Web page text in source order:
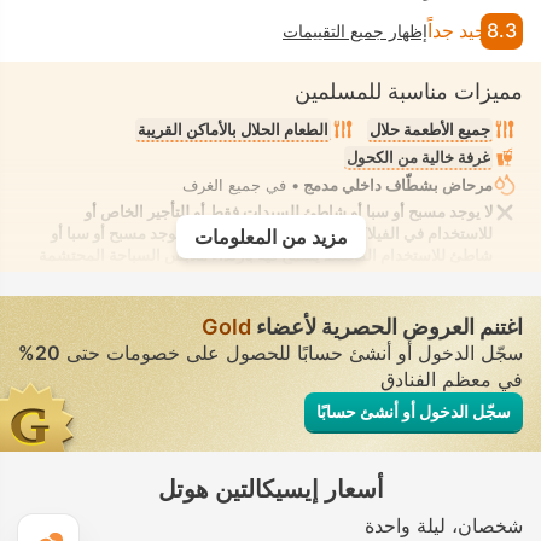
8.3 جيد جداًإظهار جميع التقييمات
مميزات مناسبة للمسلمين
جميع الأطعمة حلال
الطعام الحلال بالأماكن القريبة
غرفة خالية من الكحول
مرحاض بشطّاف داخلي مدمج • في جميع الغرف
لا يوجد مسبح أو سبا أو شاطئ للسيدات فقط أو للتأجير الخاص أو
للاستخدام في الفيلا/الغرفة يوفر الانعزال التام. لا يوجد مسبح أو سبا أو
شاطئ للاستخدام المُختلط يُسمح فيه بارتداء ملابس السباحة المحتشمة
مزيد من المعلومات
اغتنم العروض الحصرية لأعضاء Gold
سجّل الدخول أو أنشئ حسابًا للحصول على خصومات حتى20%
في معظم الفنادق
سجّل الدخول أو أنشئ حسابًا
أسعار إيسيكالتين هوتل
شخصان ليلة واحدة